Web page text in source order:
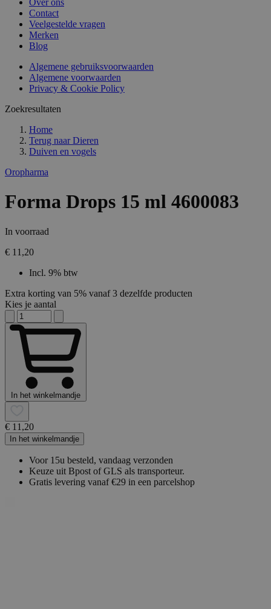
Over ons
Contact
Veelgestelde vragen
Merken
Blog
Algemene gebruiksvoorwaarden
Algemene voorwaarden
Privacy & Cookie Policy
Zoekresultaten
Home
Terug naar Dieren
Duiven en vogels
Oropharma
Forma Drops 15 ml 4600083
In voorraad
€ 11,20
Incl. 9% btw
Extra korting van 5% vanaf 3 dezelfde producten
Kies je aantal
In het winkelmandje
€ 11,20
In het winkelmandje
Voor 15u besteld, vandaag verzonden
Keuze uit Bpost of GLS als transporteur.
Gratis levering vanaf €29 in een parcelshop